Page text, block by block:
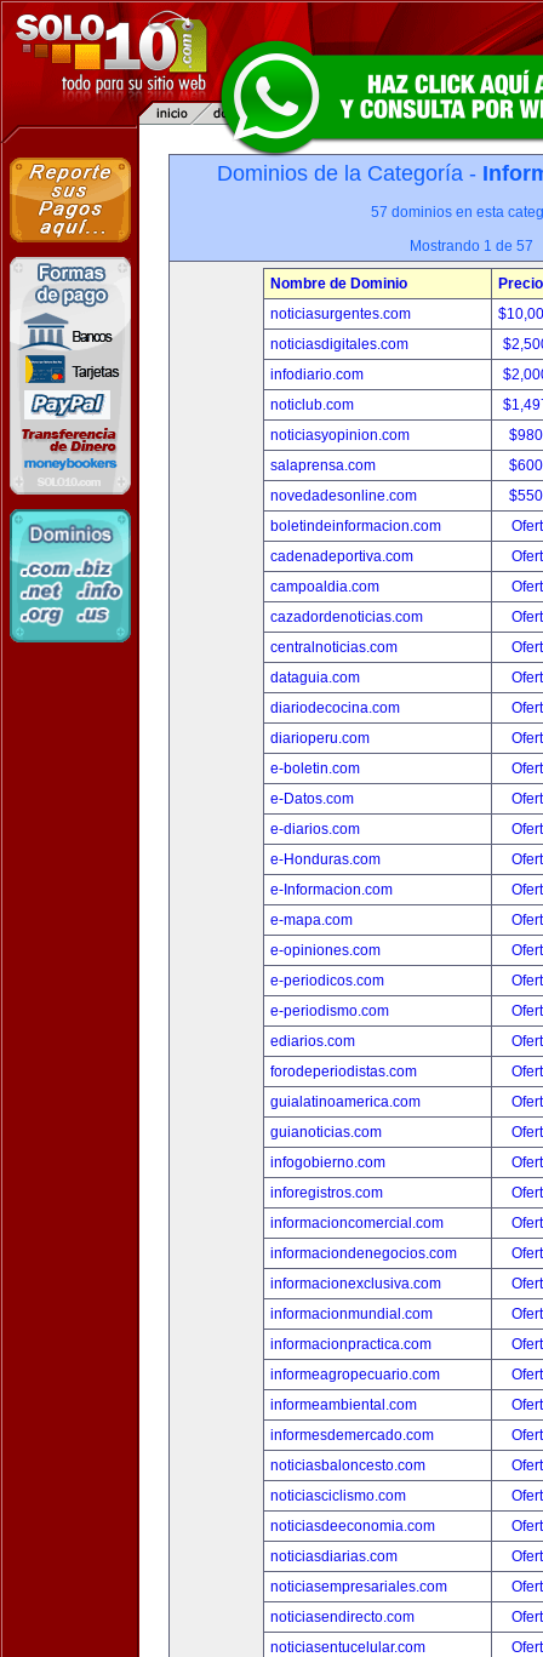
Dominios de la Categoría -
57 dominios en esta
Mostrando 1 de 57
Nombre de Dominio
Precio
noticiasurgentes.com
noticiasdigitales.com
infodiario.com
noticlub.com
noticiasyopinion.com
salaprensa.com
novedadesonline.com
boletindeinformacion.com
cadenadeportiva.com
campoaldia.com
cazadordenoticias.com
centralnoticias.com
dataguia.com
diariodecocina.com
diarioperu.com
e-boletin.com
e-Datos.com
e-diarios.com
e-Honduras.com
e-Informacion.com
e-mapa.com
e-opiniones.com
e-periodicos.com
e-periodismo.com
ediarios.com
forodeperiodistas.com
guialatinoamerica.com
guianoticias.com
infogobierno.com
inforegistros.com
informacioncomercial.com
informaciondenegocios.com
informacionexclusiva.com
informacionmundial.com
informacionpractica.com
informeagropecuario.com
informeambiental.com
informesdemercado.com
noticiasbaloncesto.com
noticiasciclismo.com
noticiasdeeconomia.com
noticiasdiarias.com
noticiasempresariales.com
noticiasendirecto.com
noticiasentucelular.com